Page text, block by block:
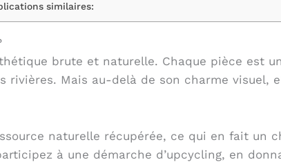
similaires:
brute et naturelle. Chaque pièce est
rivières. Mais au-delà de son charme visuel,
naturelle récupérée, ce qui en fait un
à une démarche d’upcycling, en